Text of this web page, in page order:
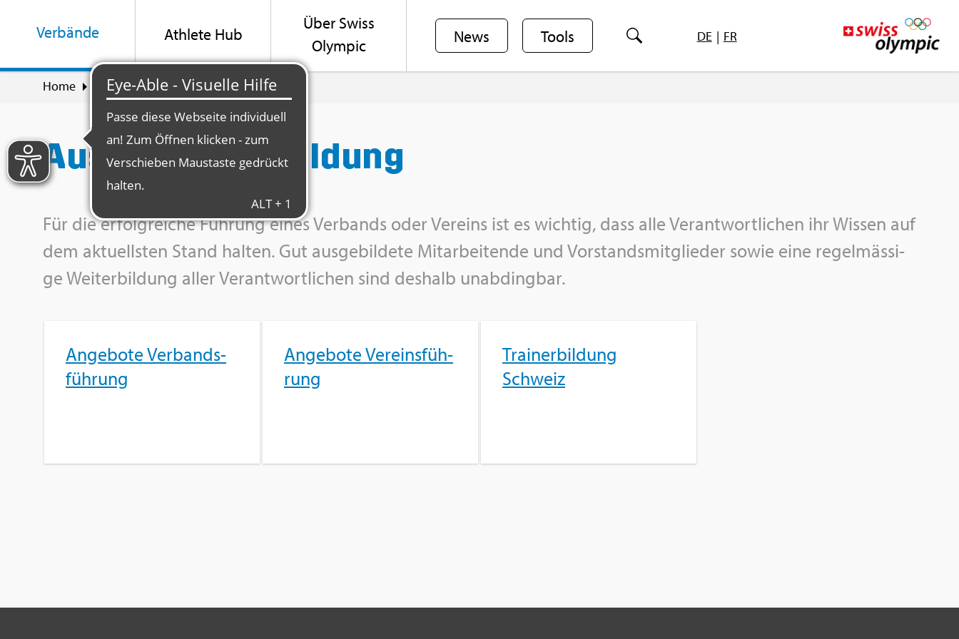
Ver­bän­de Ath­le­te Hub
Über Swiss
Olym­pic
News Tools DE | FR
Home Ver­bän­de Aus- & Wei­ter­bil­dung
Aus- & Wei­ter­bil­dung
Für die er­folg­rei­che Füh­rung eines Ver­bands oder Ver­eins ist es wich­tig, dass alle Ver­ant­wort­li­chen ihr Wis­sen auf
dem ak­tu­ells­ten Stand hal­ten. Gut aus­ge­bil­de­te Mit­ar­bei­ten­de und Vor­stands­mit­glie­der sowie eine re­gel­mäs­si­
ge Wei­ter­bil­dung aller Ver­ant­wort­li­chen sind des­halb un­ab­ding­bar.
An­ge­bo­te Ver­bands­
füh­rung
An­ge­bo­te Ver­eins­füh­
rung
Trai­ner­bil­dung
Schweiz